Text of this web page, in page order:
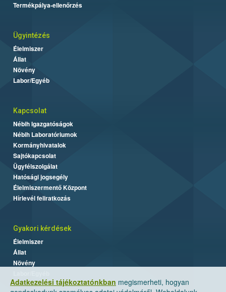
Adatkezelési tájékoztatónkban megismerheti, hogyan
Termékpálya-ellenőrzés
Ügyintézés
Élelmiszer
Állat
Növény
Labor/Egyéb
Kapcsolat
Nébih Igazgatóságok
Nébih Laboratóriumok
Kormányhivatalok
Sajtókapcsolat
Ügyfélszolgálat
Hatósági jogsegély
Élelmiszermentő Központ
Hírlevél feliratkozás
Gyakori kérdések
Élelmiszer
Állat
Növény